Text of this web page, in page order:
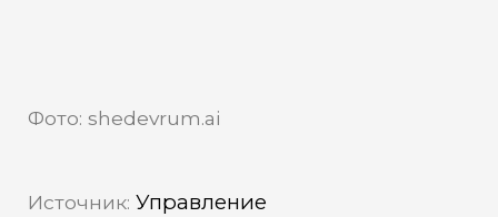
Фото: shedevrum.ai
Источник: Управление